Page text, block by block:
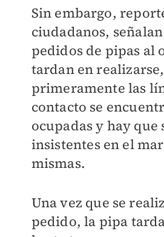
Sin embargo,
ciudadanos,
pedidos de pipas al
tardan en
primeramente las
contacto se
ocupadas y hay que
insistentes en el
mismas.
Una vez que se
pedido, la pipa